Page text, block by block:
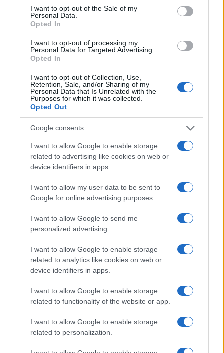
consent section.
I want to opt-out of the Sale of my
Personal Data.
Opted In
I want to opt-out of processing my
Personal Data for Targeted Advertising.
Opted In
I want to opt-out of Collection, Use,
Retention, Sale, and/or Sharing of my
Personal Data that Is Unrelated with the
Purposes for which it was collected.
Opted Out
Google consents
I want to allow Google to enable storage
related to advertising like cookies on web or
device identifiers in apps.
I want to allow my user data to be sent to
Google for online advertising purposes.
I want to allow Google to send me
personalized advertising.
I want to allow Google to enable storage
related to analytics like cookies on web or
device identifiers in apps.
I want to allow Google to enable storage
related to functionality of the website or app.
I want to allow Google to enable storage
related to personalization.
Continua a leggere